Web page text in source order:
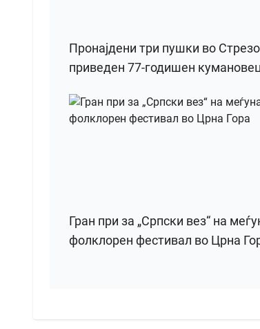
Пронајдени три пушки во
приведен 77-годишен
Гран при за „Српски вез“ на
фолклорен фестивал во Црна